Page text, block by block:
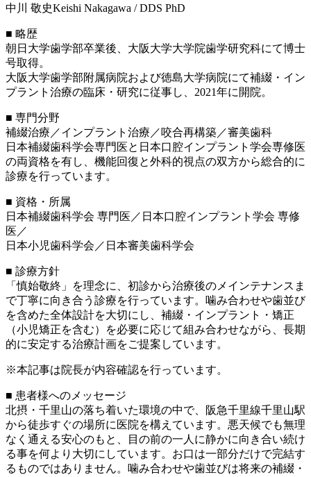
中川 敬史Keishi Nakagawa / DDS PhD
■ 略歴
朝日大学歯学部卒業後、大阪大学大学院歯学研究科にて博士
号取得。
大阪大学歯学部附属病院および徳島大学病院にて補綴・イン
プラント治療の臨床・研究に従事し、2021年に開院。
■ 専門分野
補綴治療／インプラント治療／咬合再構築／審美歯科
日本補綴歯科学会専門医と日本口腔インプラント学会専修医
の両資格を有し、機能回復と外科的視点の双方から総合的に
診療を行っています。
■ 資格・所属
日本補綴歯科学会 専門医／日本口腔インプラント学会 専修
医／
日本小児歯科学会／日本審美歯科学会
■ 診療方針
「慎始敬終」を理念に、初診から治療後のメインテナンスま
で丁寧に向き合う診療を行っています。噛み合わせや歯並び
を含めた全体設計を大切にし、補綴・インプラント・矯正
（小児矯正を含む）を必要に応じて組み合わせながら、長期
的に安定する治療計画をご提案しています。
※本記事は院長が内容確認を行っています。
■ 患者様へのメッセージ
北摂・千里山の落ち着いた環境の中で、阪急千里線千里山駅
から徒歩すぐの場所に医院を構えています。悪天候でも無理
なく通える安心のもと、目の前の一人に静かに向き合い続け
る事を何より大切にしています。お口は一部分だけで完結す
るものではありません。噛み合わせや歯並びは将来の補綴・